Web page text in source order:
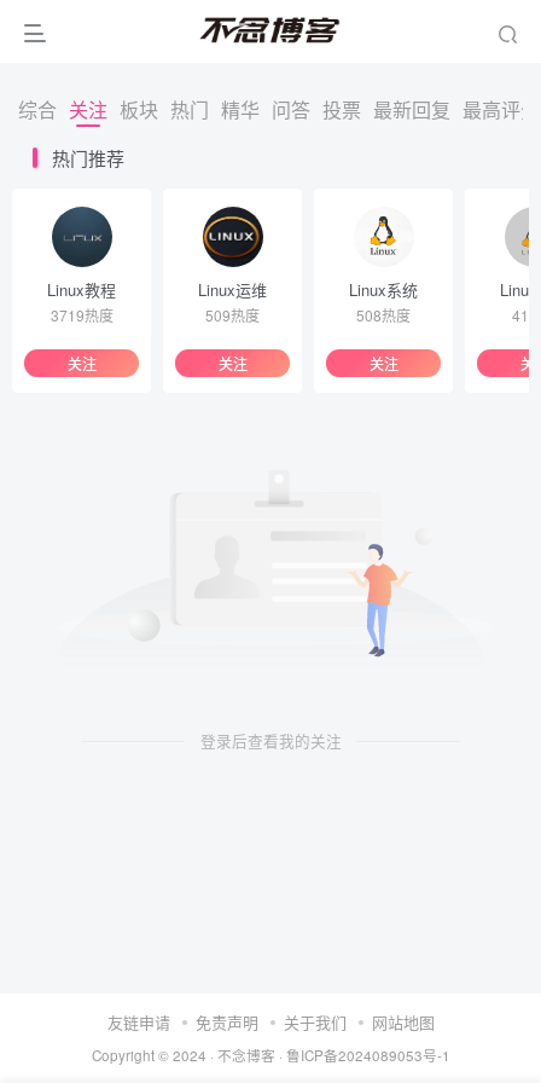
综合 关注 板块 热门 精华 问答 投票 最新回复 最高评分
热门推荐
Linux教程
3719热度
关注
Linux运维
509热度
关注
Linux系统
508热度
关注
41
关
登录后查看我的关注
友链申请 免责声明 关于我们 网站地图
Copyright © 2024 · 不念博客 · 鲁ICP备2024089053号-1